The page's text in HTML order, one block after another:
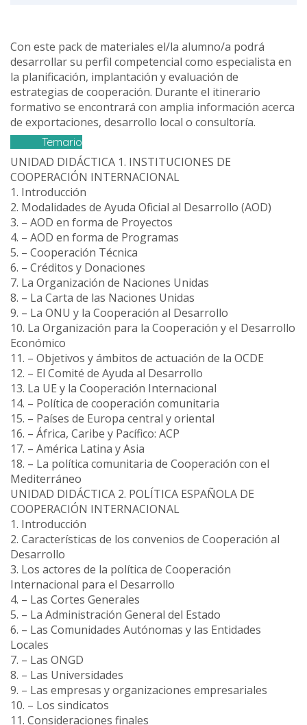
Con este pack de materiales el/la alumno/a podrá
desarrollar su perfil competencial como especialista en
la planificación, implantación y evaluación de
estrategias de cooperación. Durante el itinerario
formativo se encontrará con amplia información acerca
de exportaciones, desarrollo local o consultoría.
Temario
UNIDAD DIDÁCTICA 1. INSTITUCIONES DE
COOPERACIÓN INTERNACIONAL
1. Introducción
2. Modalidades de Ayuda Oficial al Desarrollo (AOD)
3. – AOD en forma de Proyectos
4. – AOD en forma de Programas
5. – Cooperación Técnica
6. – Créditos y Donaciones
7. La Organización de Naciones Unidas
8. – La Carta de las Naciones Unidas
9. – La ONU y la Cooperación al Desarrollo
10. La Organización para la Cooperación y el Desarrollo
Económico
11. – Objetivos y ámbitos de actuación de la OCDE
12. – El Comité de Ayuda al Desarrollo
13. La UE y la Cooperación Internacional
14. – Política de cooperación comunitaria
15. – Países de Europa central y oriental
16. – África, Caribe y Pacífico: ACP
17. – América Latina y Asia
18. – La política comunitaria de Cooperación con el
Mediterráneo
UNIDAD DIDÁCTICA 2. POLÍTICA ESPAÑOLA DE
COOPERACIÓN INTERNACIONAL
1. Introducción
2. Características de los convenios de Cooperación al
Desarrollo
3. Los actores de la política de Cooperación
Internacional para el Desarrollo
4. – Las Cortes Generales
5. – La Administración General del Estado
6. – Las Comunidades Autónomas y las Entidades
Locales
7. – Las ONGD
8. – Las Universidades
9. – Las empresas y organizaciones empresariales
10. – Los sindicatos
11. Consideraciones finales